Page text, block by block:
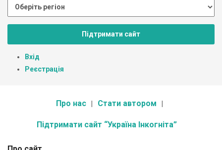
Підтримати сайт
Вхід
Реєстрація
Про нас Стати автором
Підтримати сайт “Україна Інкогніта”